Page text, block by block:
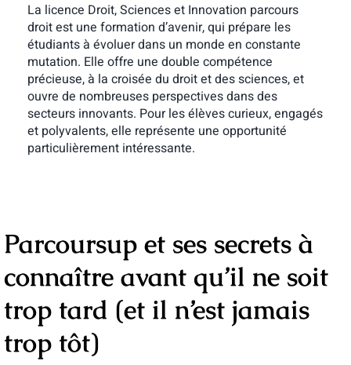
La licence Droit, Sciences et Innovation parcours
droit est une formation d’avenir, qui prépare les
étudiants à évoluer dans un monde en constante
mutation. Elle offre une double compétence
précieuse, à la croisée du droit et des sciences, et
ouvre de nombreuses perspectives dans des
secteurs innovants. Pour les élèves curieux, engagés
et polyvalents, elle représente une opportunité
particulièrement intéressante.
Parcoursup et ses secrets à
connaître avant qu’il ne soit
trop tard (et il n’est jamais
trop tôt)